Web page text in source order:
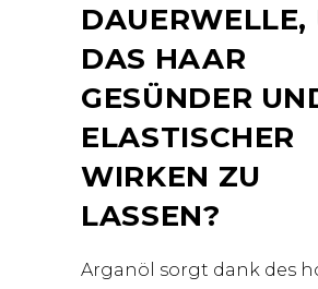
DAUERWELLE,
DAS HAAR
GESÜNDER
ELASTISCHER
WIRKEN ZU
LASSEN?
Arganöl sorgt dank des